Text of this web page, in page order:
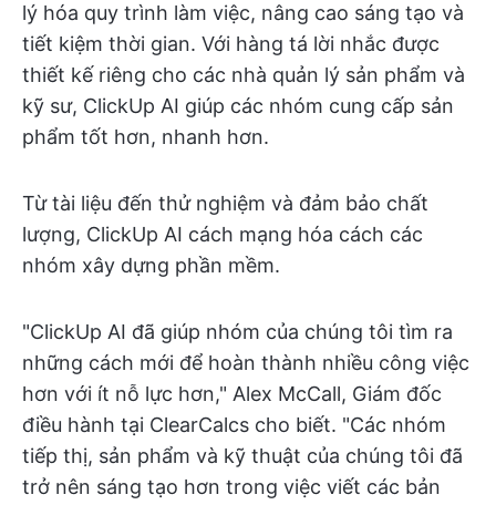
lý hóa quy trình làm việc, nâng cao sáng tạo và
tiết kiệm thời gian. Với hàng tá lời nhắc được
thiết kế riêng cho các nhà quản lý sản phẩm và
kỹ sư, ClickUp AI giúp các nhóm cung cấp sản
phẩm tốt hơn, nhanh hơn.
Từ tài liệu đến thử nghiệm và đảm bảo chất
lượng, ClickUp AI cách mạng hóa cách các
nhóm xây dựng phần mềm.
"ClickUp AI đã giúp nhóm của chúng tôi tìm ra
những cách mới để hoàn thành nhiều công việc
hơn với ít nỗ lực hơn," Alex McCall, Giám đốc
điều hành tại ClearCalcs cho biết. "Các nhóm
tiếp thị, sản phẩm và kỹ thuật của chúng tôi đã
trở nên sáng tạo hơn trong việc viết các bản